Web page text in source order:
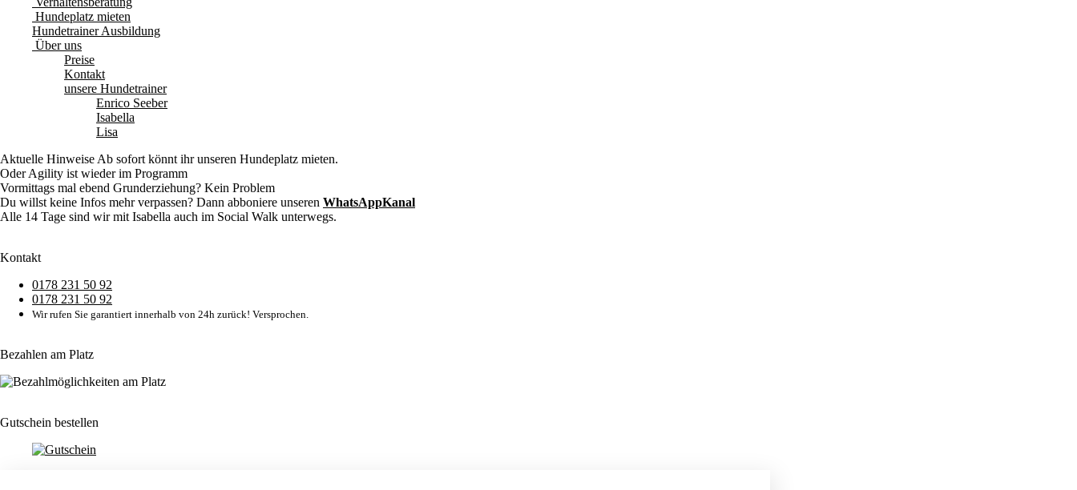
Hundeplatz mieten
Hundetrainer Ausbildung
Über uns
Preise
Kontakt
unsere Hundetrainer
Enrico Seeber
Isabella
Lisa
Aktuelle Hinweise Ab sofort könnt ihr unseren Hundeplatz mieten.
Oder Agility ist wieder im Programm
Vormittags mal ebend Grunderziehung? Kein Problem
Du willst keine Infos mehr verpassen? Dann abboniere unseren WhatsAppKanal
Alle 14 Tage sind wir mit Isabella auch im Social Walk unterwegs.
Kontakt
0178 231 50 92
0178 231 50 92
Wir rufen Sie garantiert innerhalb von 24h zurück! Versprochen.
Bezahlen am Platz
Gutschein bestellen